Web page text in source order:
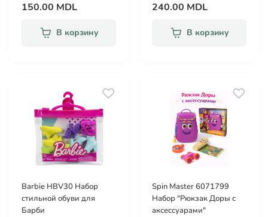
150.00 MDL
В корзину
240.00 MDL
В корзину
Barbie HBV30 Набор
стильной обуви для
Барби
Spin Master 6071799
Набор "Рюкзак Доры с
аксессуарами"